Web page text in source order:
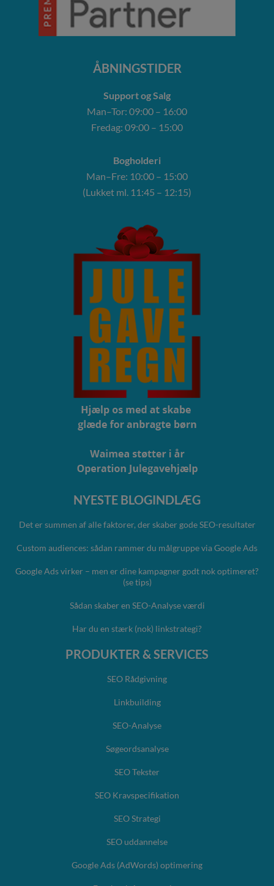
ÅBNINGSTIDER
Support og Salg
Man–Tor: 09:00 – 16:00
Fredag: 09:00 – 15:00
Bogholderi
Man–Fre: 10:00 – 15:00
(Lukket ml. 11:45 – 12:15)
NYESTE BLOGINDLÆG
Det er summen af alle faktorer, der skaber gode SEO-resultater
Custom audiences: sådan rammer du målgruppe via Google Ads
Google Ads virker – men er dine kampagner godt nok optimeret?
(se tips)
Sådan skaber en SEO-Analyse værdi
Har du en stærk (nok) linkstrategi?
PRODUKTER & SERVICES
SEO Rådgivning
Linkbuilding
SEO-Analyse
Søgeordsanalyse
SEO Tekster
SEO Kravspecifikation
SEO Strategi
SEO uddannelse
Google Ads (AdWords) optimering